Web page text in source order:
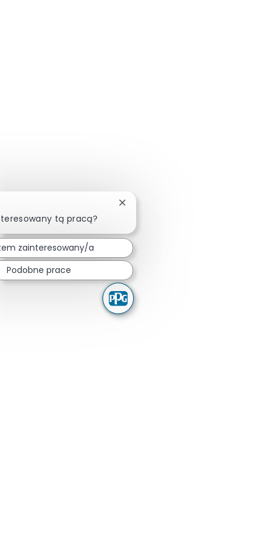
tą pracą?
Zamknij powiadomienie chatbota
zainteresowany/a
Podobne prace